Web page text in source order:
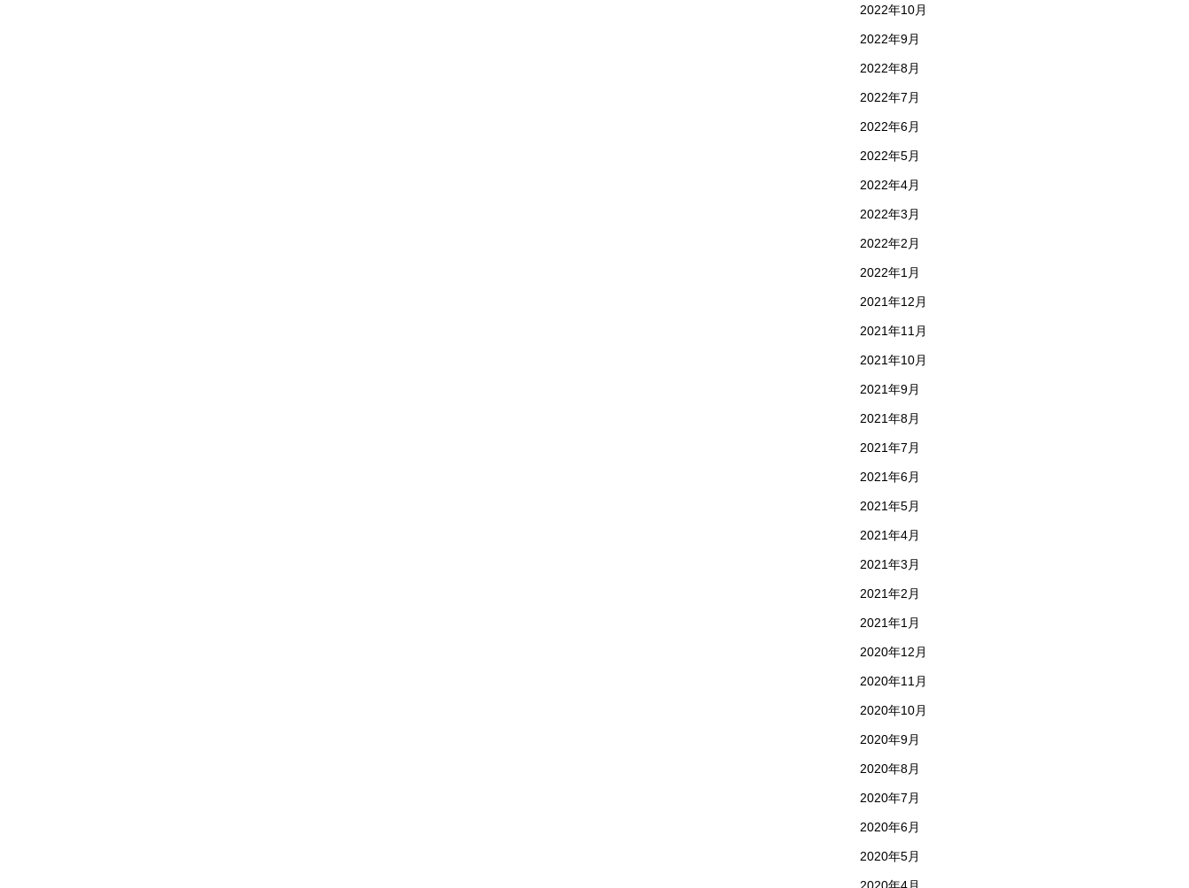
2022年10月
2022年9月
2022年8月
2022年7月
2022年6月
2022年5月
2022年4月
2022年3月
2022年2月
2022年1月
2021年12月
2021年11月
2021年10月
2021年9月
2021年8月
2021年7月
2021年6月
2021年5月
2021年4月
2021年3月
2021年2月
2021年1月
2020年12月
2020年11月
2020年10月
2020年9月
2020年8月
2020年7月
2020年6月
2020年5月